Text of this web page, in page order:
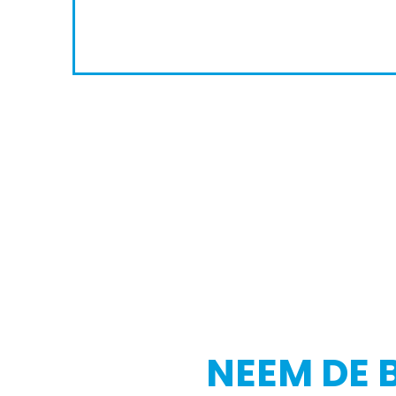
NEEM DE